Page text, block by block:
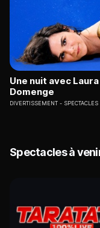
Une nuit avec Laura
Domenge
DIVERTISSEMENT SPECTACLES
Spectacles à